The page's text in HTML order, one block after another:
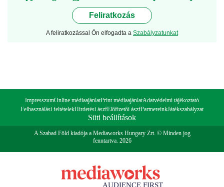
Feliratkozás
A feliratkozással Ön elfogadta a Szabályzatunkat
ImpresszumOnline médiaajánlatPrint médiaajánlatAdatvédelmi tájékoztató
Felhasználási feltételekHirdetési ászfElőfizetői ászfPartnereinkJátékszabályzat
Süti beállítások
A Szabad Föld kiadója a Mediaworks Hungary Zrt. © Minden jog
fenntartva. 2026